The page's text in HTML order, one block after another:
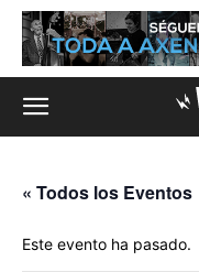
« Todos los Eventos
Este evento ha pasado.